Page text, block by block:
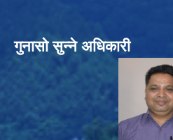
गुनासो सुन्ने अधिकारी